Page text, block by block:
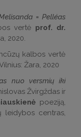
= Pelléas
vertė prof. dr.
2020.
kalbos vertė
Žara, 2020
nuo versmių iki
Žvirgždas ir
poeziją,
leidybos centras,